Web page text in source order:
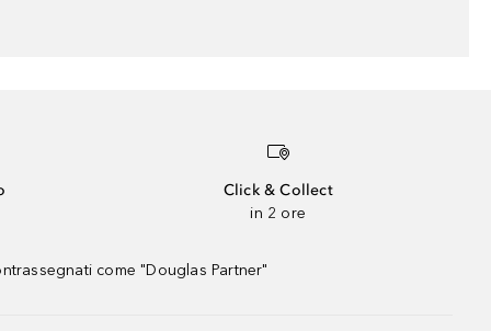
Click & Collect
in 2 ore
come "Douglas Partner"